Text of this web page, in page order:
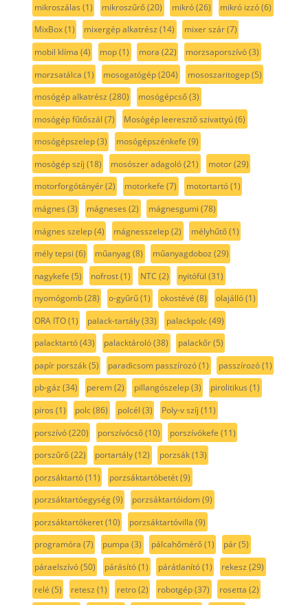
mikroszálas (1) mikroszűrő(20) mikró(26) mikró izzó(6)
MixBox(1) mixergép alkatrész (14) mixer szár(7)
mobil klíma (4) mop(1) mora (22) morzsaporszívó(3)
morzsatálca (1) mosogatógép(204) mososzaritogep(5)
mosógép alkatrész (280) mosógépcső(3)
mosógép fűtőszál (7) Mosógép leeresztő szivattyú(6)
mosógépszelep(3) mosógépszénkefe (9)
mosógép szíj (18) mosószer adagoló(21) motor(29)
motorforgótányér(2) motorkefe (7) motortartó(1)
mágnes (3) mágneses (2) mágnesgumi (78)
mágnes szelep(4) mágnesszelep(2) mélyhűtő(1)
mély tepsi (6) műanyag(8) műanyagdoboz (29)
nagykefe (5) nofrost(1) NTC (2) nyitófül (31)
nyomógomb(28) o-gyűrű(1) okostévé (8) olajálló(1)
ORA ITO(1) palack-tartály(33) palackpolc(49)
palacktartó(43) palacktároló(38) palackőr(5)
papír porszák(5) paradicsom passzírozó(1) passzírozó(1)
pb-gáz (34) perem(2) pillangószelep(3) pirolitikus (1)
piros (1) polc(86) polcél (3) Poly-v szíj (11)
porszívó(220) porszívócső(10) porszívókefe (11)
porszűrő(22) portartály(12) porzsák(13)
porzsáktartó(11) porzsáktartóbetét(9)
porzsáktartóegység(9) porzsáktartóidom(9)
porzsáktartókeret(10) porzsáktartóvilla (9)
programóra (7) pumpa (3) pálcahőmérő(1) pár(5)
páraelszívó(50) párásító(1) párátlanító(1) rekesz (29)
relé (5) retesz (1) retro(2) robotgép(37) rosetta (2)